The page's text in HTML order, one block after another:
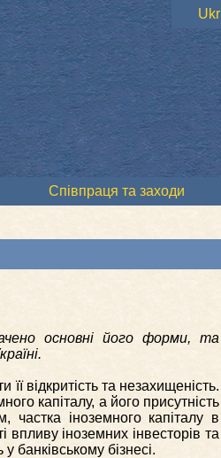
Ukr
Співпраця та заходи
основні його форми, та
відкритість та незахищеність.
капіталу, а його присутність
частка іноземного капіталу в
впливу іноземних інвесторів та
банківському бізнесі.